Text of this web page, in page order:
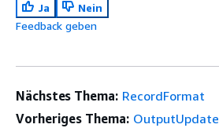
Ja
Nein
Feedback geben
Nächstes Thema: RecordFormat
Vorheriges Thema: OutputUpdate